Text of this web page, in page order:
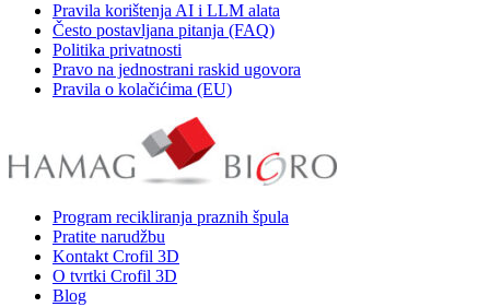
Pravila korištenja AI i LLM alata
Često postavljana pitanja (FAQ)
Politika privatnosti
Pravo na jednostrani raskid ugovora
Pravila o kolačićima (EU)
Program recikliranja praznih špula
Pratite narudžbu
Kontakt Crofil 3D
O tvrtki Crofil 3D
Blog